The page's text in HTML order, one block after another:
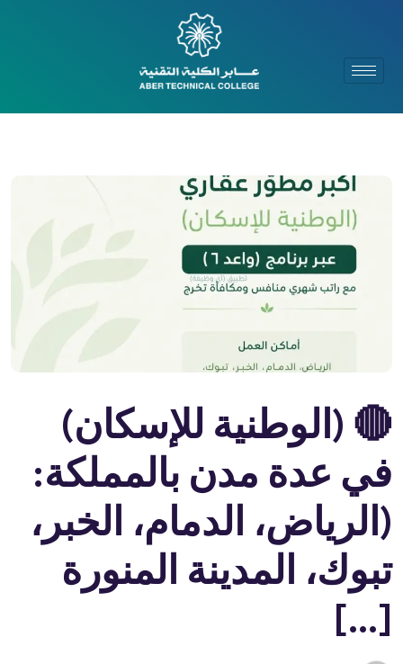
🔴 (الوطنية للإسكان)
في عدة مدن بالمملكة:
(الرياض، الدمام، الخبر،
تبوك، المدينة المنورة
[…]